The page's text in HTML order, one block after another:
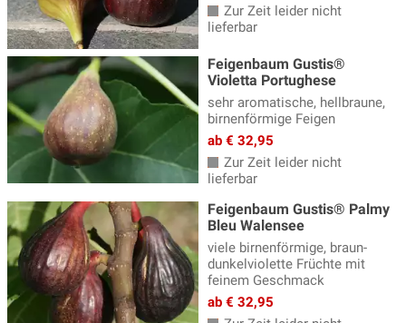
Zur Zeit leider nicht
lieferbar
Feigenbaum Gustis®
Violetta Portughese
sehr aromatische, hellbraune,
birnenförmige Feigen
ab € 32,95
Zur Zeit leider nicht
lieferbar
Feigenbaum Gustis® Palmy
Bleu Walensee
viele birnenförmige, braun-
dunkelviolette Früchte mit
feinem Geschmack
ab € 32,95